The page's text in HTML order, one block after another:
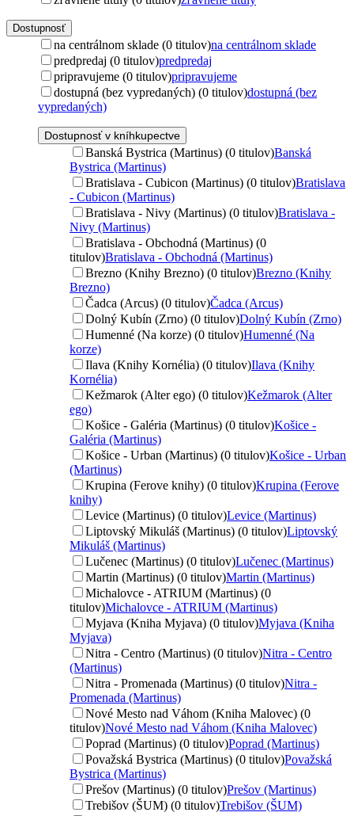
Dostupnosť
na centrálnom sklade (0 titulov)na centrálnom sklade
predpredaj (0 titulov)predpredaj
pripravujeme (0 titulov)pripravujeme
dostupná (bez vypredaných) (0 titulov)dostupná (bez
vypredaných)
Dostupnosť v kníhkupectve
Banská Bystrica (Martinus) (0 titulov)Banská
Bystrica (Martinus)
Bratislava - Cubicon (Martinus) (0 titulov)Bratislava
- Cubicon (Martinus)
Bratislava - Nivy (Martinus) (0 titulov)Bratislava -
Nivy (Martinus)
Bratislava - Obchodná (Martinus) (0
titulov)Bratislava - Obchodná (Martinus)
Brezno (Knihy Brezno) (0 titulov)Brezno (Knihy
Brezno)
Čadca (Arcus) (0 titulov)Čadca (Arcus)
Dolný Kubín (Zrno) (0 titulov)Dolný Kubín (Zrno)
Humenné (Na korze) (0 titulov)Humenné (Na
korze)
Ilava (Knihy Kornélia) (0 titulov)Ilava (Knihy
Kornélia)
Kežmarok (Alter ego) (0 titulov)Kežmarok (Alter
ego)
Košice - Galéria (Martinus) (0 titulov)Košice -
Galéria (Martinus)
Košice - Urban (Martinus) (0 titulov)Košice - Urban
(Martinus)
Krupina (Ferove knihy) (0 titulov)Krupina (Ferove
knihy)
Levice (Martinus) (0 titulov)Levice (Martinus)
Liptovský Mikuláš (Martinus) (0 titulov)Liptovský
Mikuláš (Martinus)
Lučenec (Martinus) (0 titulov)Lučenec (Martinus)
Martin (Martinus) (0 titulov)Martin (Martinus)
Michalovce - ATRIUM (Martinus) (0
titulov)Michalovce - ATRIUM (Martinus)
Myjava (Kniha Myjava) (0 titulov)Myjava (Kniha
Myjava)
Nitra - Centro (Martinus) (0 titulov)Nitra - Centro
(Martinus)
Nitra - Promenada (Martinus) (0 titulov)Nitra -
Promenada (Martinus)
Nové Mesto nad Váhom (Kniha Malovec) (0
titulov)Nové Mesto nad Váhom (Kniha Malovec)
Poprad (Martinus) (0 titulov)Poprad (Martinus)
Považská Bystrica (Martinus) (0 titulov)Považská
Bystrica (Martinus)
Prešov (Martinus) (0 titulov)Prešov (Martinus)
Trebišov (ŠUM) (0 titulov)Trebišov (ŠUM)